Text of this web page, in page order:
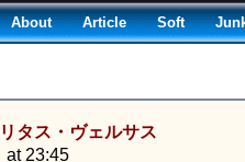
About Article Soft
タス・ヴェルサス
at 23:45